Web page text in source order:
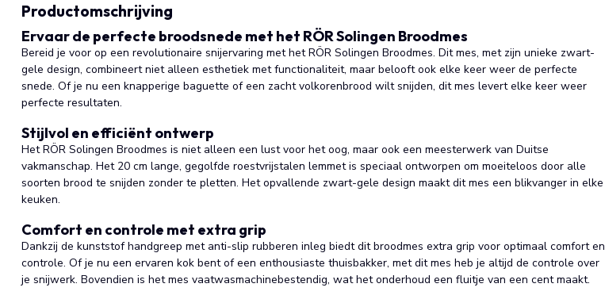
Productomschrijving
Ervaar de perfecte broodsnede met het RÖR Solingen Broodmes
Bereid je voor op een revolutionaire snijervaring met het RÖR Solingen Broodmes. Dit mes, met zijn unieke zwart-
gele design, combineert niet alleen esthetiek met functionaliteit, maar belooft ook elke keer weer de perfecte
snede. Of je nu een knapperige baguette of een zacht volkorenbrood wilt snijden, dit mes levert elke keer weer
perfecte resultaten.
Stijlvol en efficiënt ontwerp
Het RÖR Solingen Broodmes is niet alleen een lust voor het oog, maar ook een meesterwerk van Duitse
vakmanschap. Het 20 cm lange, gegolfde roestvrijstalen lemmet is speciaal ontworpen om moeiteloos door alle
soorten brood te snijden zonder te pletten. Het opvallende zwart-gele design maakt dit mes een blikvanger in elke
keuken.
Comfort en controle met extra grip
Dankzij de kunststof handgreep met anti-slip rubberen inleg biedt dit broodmes extra grip voor optimaal comfort en
controle. Of je nu een ervaren kok bent of een enthousiaste thuisbakker, met dit mes heb je altijd de controle over
je snijwerk. Bovendien is het mes vaatwasmachinebestendig, wat het onderhoud een fluitje van een cent maakt.